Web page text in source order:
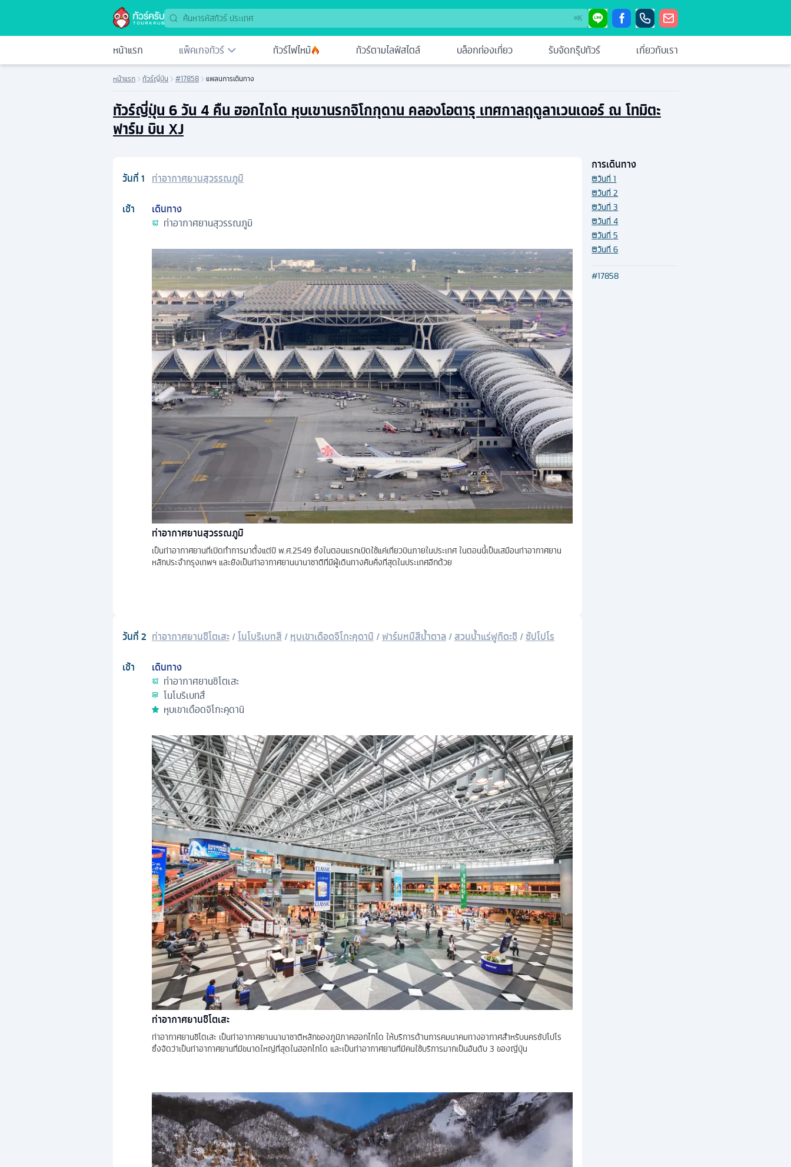
⌘K
หน้าแรก แพ็คเกจทัวร์ ทัวร์ไฟไหม้ ทัวร์ตามไลฟ์สไตล์ บล็อกท่องเที่ยว รับจัดกรุ๊ปทัวร์ เกี่ยวกับเรา
หน้าแรก ทัวร์ญี่ปุ่น #17858 แพลนการเดินทาง
ทัวร์ญี่ปุ่น 6 วัน 4 คืน ฮอกไกโด หุบเขานรกจิโกกุดาน คลองโอตารุ เทศกาลฤดูลาเวนเดอร์ ณ โทมิตะ
ฟาร์ม บิน XJ
วันที่1 ท่าอากาศยานสุวรรณภูมิ
เช้า
เดินทาง
ท่าอากาศยานสุวรรณภูมิ
ท่าอากาศยานสุวรรณภูมิ
เป็นท่าอากาศยานที่เปิดทำการมาตั้งแต่ปี พ.ศ.2549 ซึ่งในตอนแรกเปิดใช้แค่เที่ยวบินภายในประเทศ ในตอนนี้เป็นเสมือนท่าอากาศยาน
หลักประจำกรุงเทพฯ และยังเป็นท่าอากาศยานนานาชาติที่มีผู้เดินทางคับคั่งที่สุดในประเทศอีกด้วย
วันที่2 ท่าอากาศยานชิโตเสะ/โนโบริเบทสึ/หุบเขาเดือดจิโกะคุดานิ /ฟาร์มหมีสีน้ำตาล/สวนน้ำแร่ฟูกิดะชิ /ซัปโปโร
เช้า
เดินทาง
ท่าอากาศยานชิโตเสะ
โนโบริเบทสึ
หุบเขาเดือดจิโกะคุดานิ
ท่าอากาศยานชิโตเสะ
ท่าอากาศยานชิโตเสะ เป็นท่าอากาศยานนานาชาติหลักของภูมิภาคฮอกไกโด ให้บริการด้านการคมนาคมทางอากาศสำหรับนครซัปโปโร
ซึ่งจัดว่าเป็นท่าอากาศยานที่มีขนาดใหญ่ที่สุดในฮอกไกโด และเป็นท่าอากาศยานที่มีคนใช้บริการมากเป็นอันดับ 3 ของญี่ปุ่น
การเดินทาง
วันที่1
วันที่2
วันที่3
วันที่4
วันที่5
วันที่6
#17858